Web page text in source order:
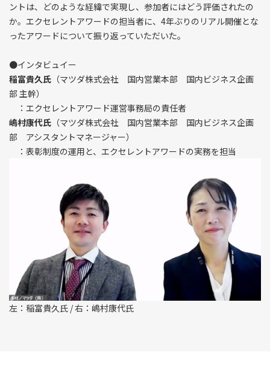
ントは、どのような経緯で実現し、参加者にはどう評価されたの
か。エクセレントアワードの担当者に、4年ぶりのリアル開催とな
ったアワードについて振り返っていただいた。
●インタビュイー
稲富貴久氏 （マツダ株式会社 国内営業本部 国内ビジネス企画
部 主幹）
：エクセレントアワード運営事務局の責任者
嶋村康代氏 （マツダ株式会社 国内営業本部 国内ビジネス企画
部 アシスタントマネージャー）
：表彰制度の運用と、エクセレントアワードの実務を担当
左：稲富貴久氏 / 右：嶋村康代氏